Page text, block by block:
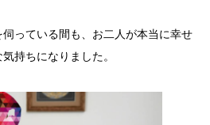
っている間も、お二人が本当に幸せ
持ちになりました。